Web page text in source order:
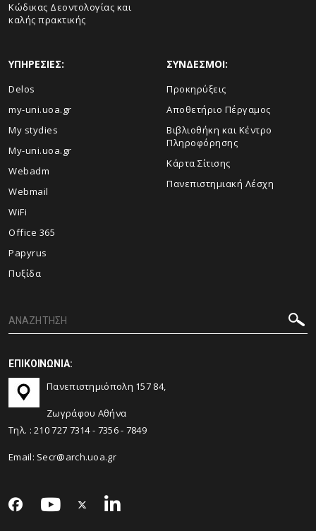
Κώδικας Δεοντολογίας και
καλής πρακτικής
ΥΠΗΡΕΣΙΕΣ:
Delos
my-uni.uoa.gr
My stydies
My-uni.uoa.gr
Webadm
Webmail
WiFi
Office 365
Papyrus
Πυξίδα
ΣΥΝΔΕΣΜΟΙ:
Προκηρύξεις
Αποθετήριο Πέργαμος
Βιβλιοθήκη και Κέντρο
Πληροφόρησης
Kάρτα Σίτισης
Πανεπιστημιακή Λέσχη
ΕΠΙΚΟΙΝΩΝΙΑ:
Πανεπιστημιόπολη 157 84,
Ζωγράφου Αθήνα
Τηλ. :210 727 7314- 7356- 7849
Email: Secr@arch.uoa.gr